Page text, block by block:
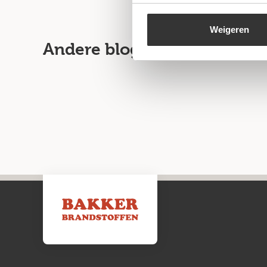
Weigeren
Andere blogartikelen